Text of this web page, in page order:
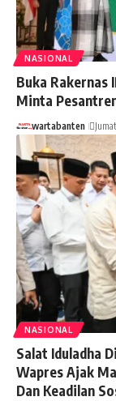
NASIONAL
Buka Rakernas
Minta
wartabanten
NASIONAL
Salat Iduladha
Wapres Ajak
Dan Keadilan